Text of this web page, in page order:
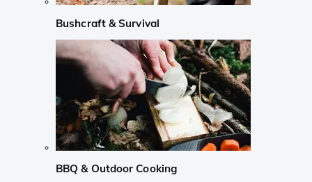
Bushcraft & Survival
BBQ & Outdoor Cooking